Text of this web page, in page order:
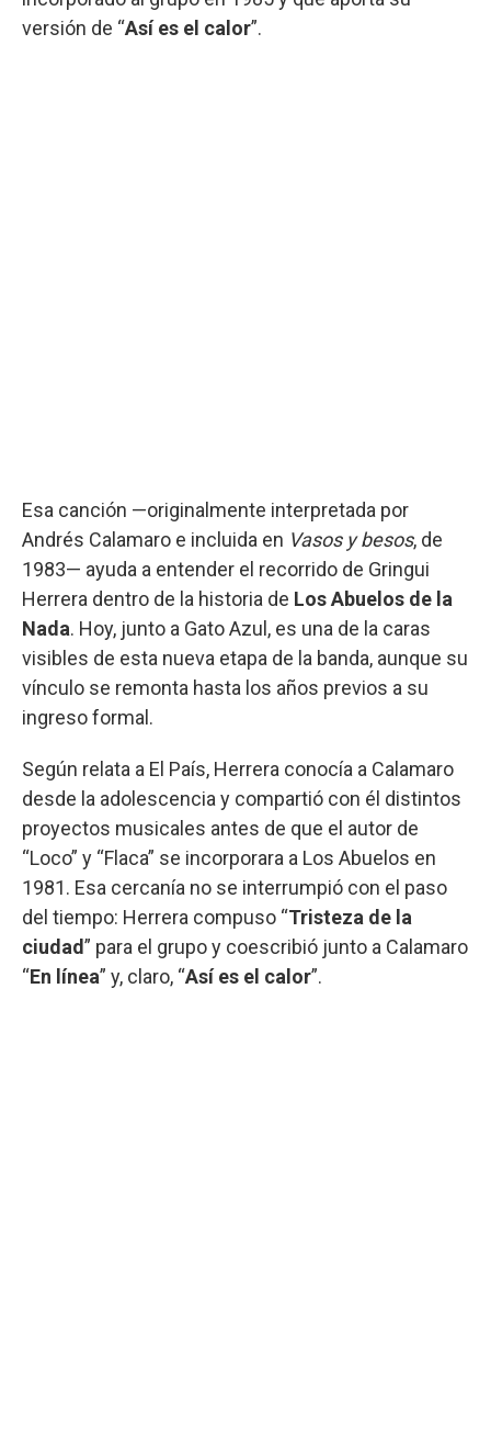
versión de “Así es el calor”.
Esa canción —originalmente interpretada por
Andrés Calamaro e incluida en Vasos y besos, de
1983— ayuda a entender el recorrido de Gringui
Herrera dentro de la historia de Los Abuelos de la
Nada. Hoy, junto a Gato Azul, es una de la caras
visibles de esta nueva etapa de la banda, aunque su
vínculo se remonta hasta los años previos a su
ingreso formal.
Según relata a El País, Herrera conocía a Calamaro
desde la adolescencia y compartió con él distintos
proyectos musicales antes de que el autor de
“Loco” y “Flaca” se incorporara a Los Abuelos en
1981. Esa cercanía no se interrumpió con el paso
del tiempo: Herrera compuso “Tristeza de la
ciudad” para el grupo y coescribió junto a Calamaro
“En línea” y, claro, “Así es el calor”.